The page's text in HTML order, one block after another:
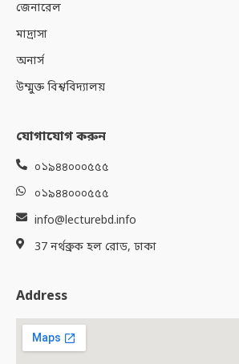
জেনারেল
মাদ্রাসা
অনার্স
উম্মুক্ত বিশ্ববিদ্যালয়
যোগাযোগ করুন
০১৯৪৪০০০৫৫৫
০১৯৪৪০০০৫৫৫
info@lecturebd.info
37 নর্থব্রুক হল রোড, ঢাকা
Address